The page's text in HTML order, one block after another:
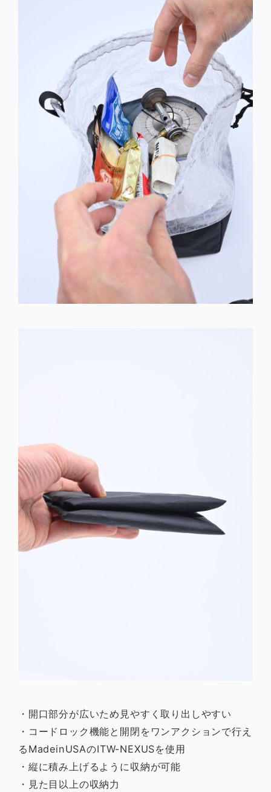
・開口部分が広いため見やすく取り出しやすい
・コードロック機能と開閉をワンアクションで行え
るMadeinUSAのITW-NEXUSを使用
・縦に積み上げるように収納が可能
・見た目以上の収納力